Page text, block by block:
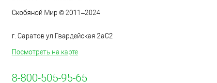
Скобяной Мир © 2011–2024
г. Саратов ул.Гвардейская 2аС2
Посмотреть на карте
8-800-505-95-65